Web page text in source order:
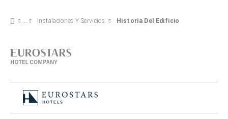
Instalaciones Y Servicios Historia Del Edificio